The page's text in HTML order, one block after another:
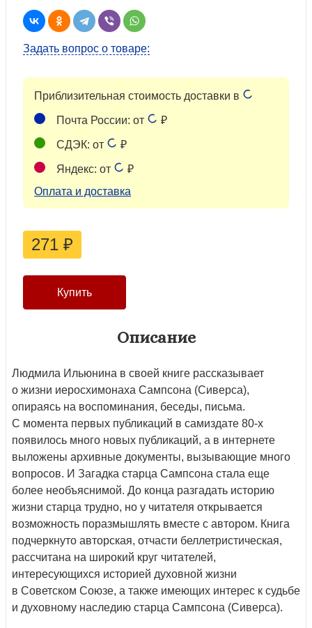
Задать вопрос о товаре:
Приблизительная стоимость доставки в
Почта России: от ₽
СДЭК: от ₽
Яндекс: от
₽
Оплата и доставка
271 ₽
Описание
Людмила Ильюнина в своей книге рассказывает
о жизни иеросхимонаха Сампсона (Сиверса),
опираясь на воспоминания, беседы, письма.
С момента первых публикаций в самиздате 80-х
появилось много новых публикаций, а в интернете
выложены архивные документы, вызывающие много
вопросов. И Загадка старца Сампсона стала еще
более необъяснимой. До конца разгадать историю
жизни старца трудно, но у читателя открывается
возможность поразмышлять вместе с автором. Книга
подчеркнуто авторская, отчасти беллетристическая,
рассчитана на широкий круг читателей,
интересующихся историей духовной жизни
в Советском Союзе, а также имеющих интерес к судьбе
и духовному наследию старца Сампсона (Сиверса).